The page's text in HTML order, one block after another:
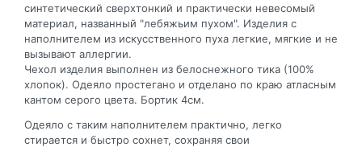
синтетический сверхтонкий и практически невесомый
материал, названный "лебяжьим пухом". Изделия с
наполнителем из искусственного пуха легкие, мягкие и не
вызывают аллергии.
Чехол изделия выполнен из белоснежного тика (100%
хлопок). Одеяло простегано и отделано по краю атласным
кантом серого цвета. Бортик 4см.
Одеяло с таким наполнителем практично, легко
стирается и быстро сохнет, сохраняя свои